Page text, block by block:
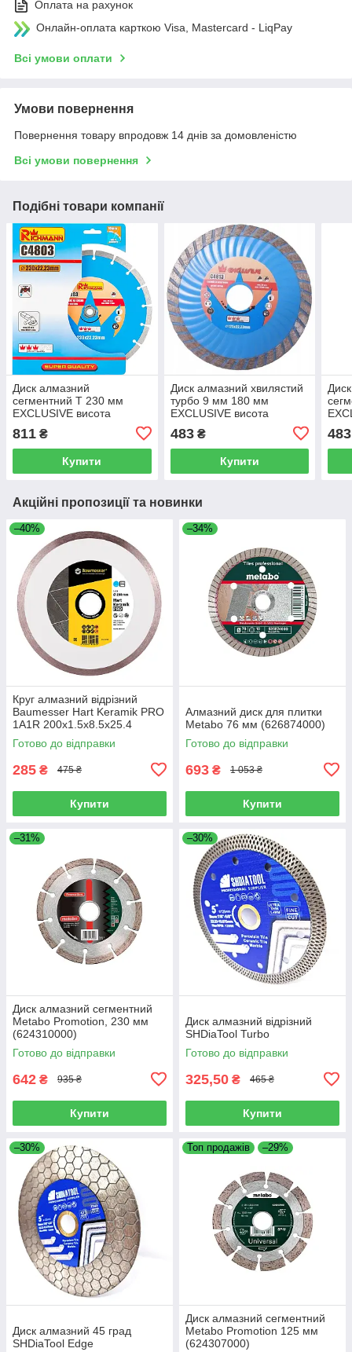
Оплата на рахунок
Онлайн-оплата карткою Visa, Mastercard - LiqPay
Всі умови оплати
Умови повернення
Повернення товару впродовж 14 днів за домовленістю
Всі умови повернення
Подібні товари компанії
Диск алмазний
сегментний T 230 мм
EXCLUSIVE висота
811 ₴
Купити
Диск алмазний хвилястий
турбо 9 мм 180 мм
EXCLUSIVE висота
483₴
Купити
483
Акційні пропозиції та новинки
–40%
Круг алмазний відрізний
Baumesser Hart Keramik PRO
1A1R 200x1.5х8.5х25.4
(91320448015)
Готово до відправки
285 ₴ 475 ₴
Купити
–34%
Алмазний диск для плитки
Metabo 76 мм (626874000)
Готово до відправки
693 ₴ 1 053 ₴
Купити
–31%
Диск алмазний сегментний
Metabo Promotion, 230 мм
(624310000)
Готово до відправки
642 ₴ 935 ₴
Купити
–30%
Диск алмазний відрізний
SHDiaTool Turbo
Готово до відправки
325,50 ₴ 465 ₴
Купити
–30%
Диск алмазний 45 град
SHDiaTool Edge
Топ продажів –29%
Диск алмазний сегментний
Metabo Promotion 125 мм
(624307000)